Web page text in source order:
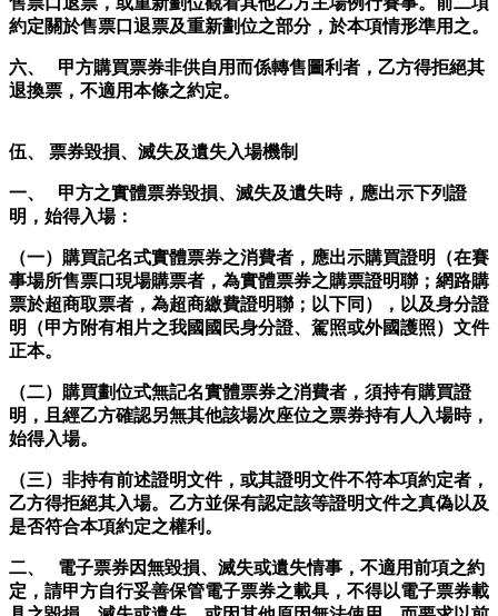
約定關於售票口退票及重新劃位之部分，於本項情形準用之。
六、 甲方購買票券非供自用而係轉售圖利者，乙方得拒絕其
退換票，不適用本條之約定。
伍、 票券毀損、滅失及遺失入場機制
一、 甲方之實體票券毀損、滅失及遺失時，應出示下列證
明，始得入場：
（一）購買記名式實體票券之消費者，應出示購買證明（在賽
事場所售票口現場購票者，為實體票券之購票證明聯；網路購
票於超商取票者，為超商繳費證明聯；以下同），以及身分證
明（甲方附有相片之我國國民身分證、駕照或外國護照）文件
正本。
（二）購買劃位式無記名實體票券之消費者，須持有購買證
明，且經乙方確認另無其他該場次座位之票券持有人入場時，
始得入場。
（三）非持有前述證明文件，或其證明文件不符本項約定者，
乙方得拒絕其入場。乙方並保有認定該等證明文件之真偽以及
是否符合本項約定之權利。
二、 電子票券因無毀損、滅失或遺失情事，不適用前項之約
定，請甲方自行妥善保管電子票券之載具，不得以電子票券載